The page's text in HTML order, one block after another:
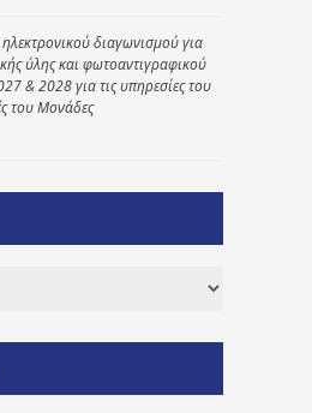
διαγωνισμού για
ύλης και φωτοαντιγραφικού
& 2028 για τις υπηρεσίες του
του Μονάδες